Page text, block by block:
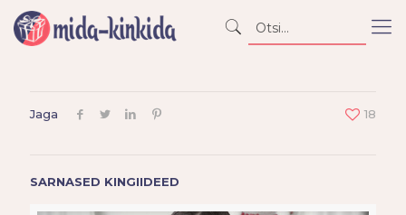
Jaga 18
SARNASED KINGIIDEED